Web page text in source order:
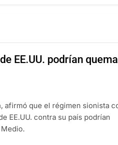
EE.UU. podrían
afirmó que el régimen sionista
EE.UU. contra su país podrían